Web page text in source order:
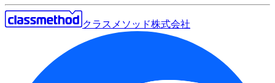
クラスメソッド株式会社